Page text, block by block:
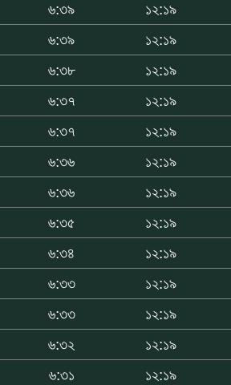
৬:৩৯ ১২:১৯
৬:৩৯ ১২:১৯
৬:৩৮ ১২:১৯
৬:৩৭ ১২:১৯
৬:৩৭ ১২:১৯
৬:৩৬ ১২:১৯
৬:৩৬ ১২:১৯
৬:৩৫ ১২:১৯
৬:৩৪ ১২:১৯
৬:৩৩ ১২:১৯
৬:৩৩ ১২:১৯
৬:৩২ ১২:১৯
৬:৩১ ১২:১৯